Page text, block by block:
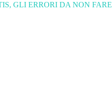
GLI ERRORI DA NON FARE